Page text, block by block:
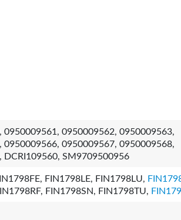
0950009562, 0950009563,
0950009567, 0950009568,
SM9709500956
FIN1798LE, FIN1798LU,
FIN1798SN, FIN1798TU,